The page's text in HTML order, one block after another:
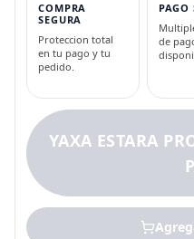
COMPRA
SEGURA
Proteccion total
en tu pago y tu
pedido.
PAGO
de
YAXA ESTARA